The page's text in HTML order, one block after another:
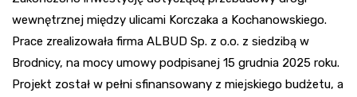
wewnętrznej między ulicami Korczaka a Kochanowskiego.
Prace zrealizowała firma ALBUD Sp. z o.o. z siedzibą w
Brodnicy, na mocy umowy podpisanej 15 grudnia 2025 roku.
Projekt został w pełni sfinansowany z miejskiego budżetu, a